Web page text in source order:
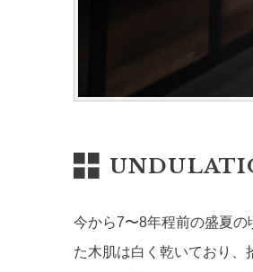
今から7〜8年程前の盛夏
た木肌は白く乾いており、